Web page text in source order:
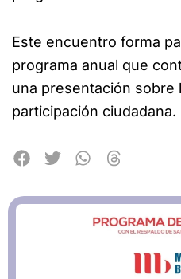
Este encuentro forma
programa anual que
una presentación sobre
participación ciudadana.